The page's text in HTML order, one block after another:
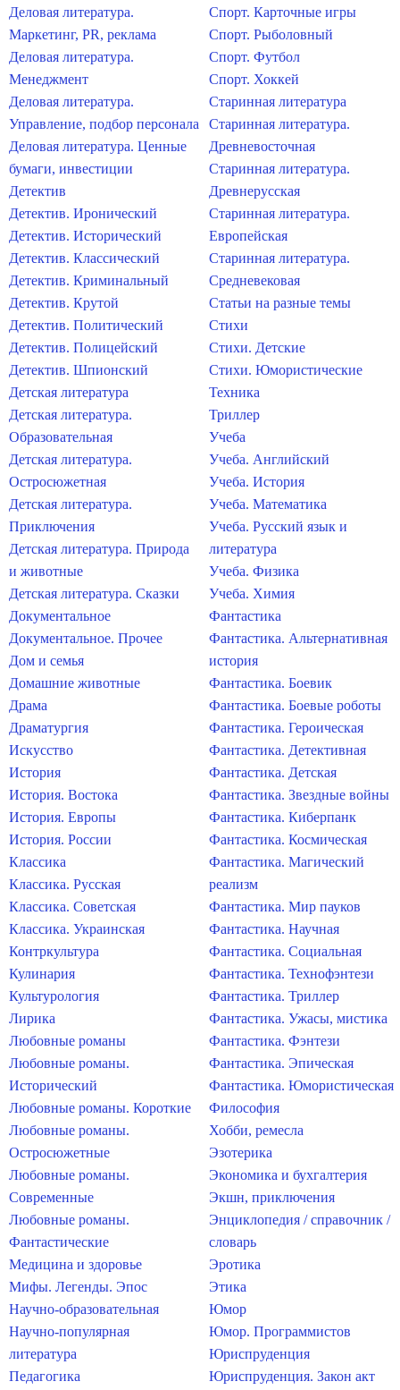
Деловая литература.
Маркетинг, PR, реклама
Деловая литература.
Менеджмент
Деловая литература.
Управление, подбор персонала
Деловая литература. Ценные
бумаги, инвестиции
Детектив
Детектив. Иронический
Детектив. Исторический
Детектив. Классический
Детектив. Криминальный
Детектив. Крутой
Детектив. Политический
Детектив. Полицейский
Детектив. Шпионский
Детская литература
Детская литература.
Образовательная
Детская литература.
Остросюжетная
Детская литература.
Приключения
Детская литература. Природа
и животные
Детская литература. Сказки
Документальное
Документальное. Прочее
Дом и семья
Домашние животные
Драма
Драматургия
Искусство
История
История. Востока
История. Европы
История. России
Классика
Классика. Русская
Классика. Советская
Классика. Украинская
Контркультура
Кулинария
Культурология
Лирика
Любовные романы
Любовные романы.
Исторический
Любовные романы. Короткие
Любовные романы.
Остросюжетные
Любовные романы.
Современные
Любовные романы.
Фантастические
Медицина и здоровье
Мифы. Легенды. Эпос
Научно-образовательная
Научно-популярная
литература
Педагогика
Спорт. Карточные игры
Спорт. Рыболовный
Спорт. Футбол
Спорт. Хоккей
Старинная литература
Старинная литература.
Древневосточная
Старинная литература.
Древнерусская
Старинная литература.
Европейская
Старинная литература.
Средневековая
Статьи на разные темы
Стихи
Стихи. Детские
Стихи. Юмористические
Техника
Триллер
Учеба
Учеба. Английский
Учеба. История
Учеба. Математика
Учеба. Русский язык и
литература
Учеба. Физика
Учеба. Химия
Фантастика
Фантастика. Альтернативная
история
Фантастика. Боевик
Фантастика. Боевые роботы
Фантастика. Героическая
Фантастика. Детективная
Фантастика. Детская
Фантастика. Звездные войны
Фантастика. Киберпанк
Фантастика. Космическая
Фантастика. Магический
реализм
Фантастика. Мир пауков
Фантастика. Научная
Фантастика. Социальная
Фантастика. Технофэнтези
Фантастика. Триллер
Фантастика. Ужасы, мистика
Фантастика. Фэнтези
Фантастика. Эпическая
Фантастика. Юмористическая
Философия
Хобби, ремесла
Эзотерика
Экономика и бухгалтерия
Экшн, приключения
Энциклопедия / справочник /
словарь
Эротика
Этика
Юмор
Юмор. Программистов
Юриспруденция
Юриспруденция. Закон акт